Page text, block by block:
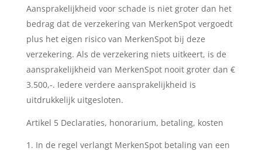
Aansprakelijkheid voor schade is niet groter dan het
bedrag dat de verzekering van MerkenSpot vergoedt
plus het eigen risico van MerkenSpot bij deze
verzekering. Als de verzekering niets uitkeert, is de
aansprakelijkheid van MerkenSpot nooit groter dan €
3.500,-. Iedere verdere aansprakelijkheid is
uitdrukkelijk uitgesloten.
Artikel 5 Declaraties, honorarium, betaling, kosten
In de regel verlangt MerkenSpot betaling van een